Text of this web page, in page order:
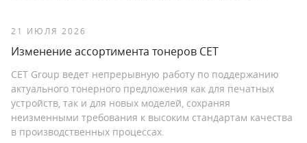
21 ИЮЛЯ 2026
Изменение ассортимента тонеров CET
CET Group ведет непрерывную работу по поддержанию
актуального тонерного предложения как для печатных
устройств, так и для новых моделей, сохраняя
неизменными требования к высоким стандартам качества
в производственных процессах.